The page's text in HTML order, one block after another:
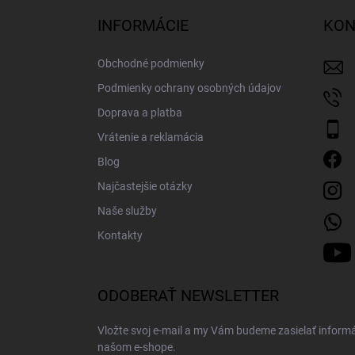
INFORMÁCIE
Obchodné podmienky
Podmienky ochrany osobných údajov
Doprava a platba
Vrátenie a reklamácia
Blog
Najčastejšie otázky
Naše služby
Kontakty
ODOBERAŤ NEWSLETTER
Vložte svoj e-mail a my Vám budeme zasielať
našom e-shope.